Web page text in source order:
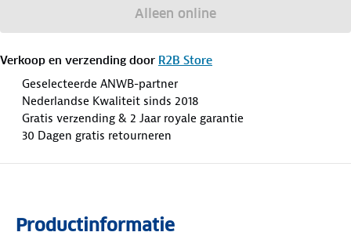
Alleen online
Verkoop en verzending door R2B Store
Geselecteerde ANWB-partner
Nederlandse Kwaliteit sinds 2018
Gratis verzending & 2 Jaar royale garantie
30 Dagen gratis retourneren
Productinformatie